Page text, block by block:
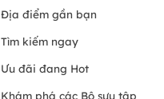
Địa điểm gần bạn
Tìm kiếm ngay
Ưu đãi đang Hot
Khám phá các Bộ sưu tập